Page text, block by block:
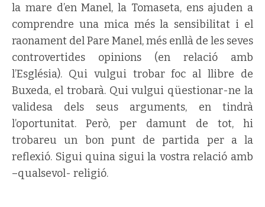
la mare d’en Manel, la Tomaseta, ens ajuden a
comprendre una mica més la sensibilitat i el
raonament del Pare Manel, més enllà de les seves
controvertides opinions (en relació amb
l’Església). Qui vulgui trobar foc al llibre de
Buxeda, el trobarà. Qui vulgui qüestionar-ne la
validesa dels seus arguments, en tindrà
l’oportunitat. Però, per damunt de tot, hi
trobareu un bon punt de partida per a la
reflexió. Sigui quina sigui la vostra relació amb
–qualsevol- religió.